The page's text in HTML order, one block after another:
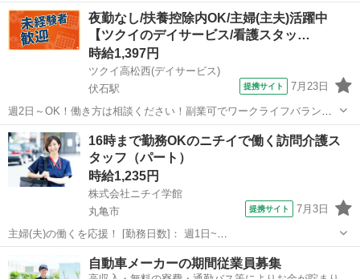
在籍中！ライフイベントにも柔軟に対応しています。 ★☆ 働きやすい
メリット多数 ★☆ ＼＼サービス・職種の魅力／／ 生活相談員はサー
ビスの質の向上における重...
香川 高松市 伏石駅 介護
夜勤なし/扶養控除内OK/主婦(主夫)活躍中
【ツクイのデイサービス/看護スタッ…
時給1,397円
ツクイ高松西(デイサービス)
伏石駅
提携サイト 7月23日
週2日～OK！働き方は相談ください！副業可でワークライフバランス
◎あなたに合った働き方が探せます！ ★☆ 働きやすいメリット多数
★☆ ＼＼サービス・職種の魅力／／ デイサービスでお客様の生活に寄
り添い、ゆっくりと時間を...
香川 高松市 伏石駅 介護
16時まで勤務OKのニチイで働く訪問介護ス
タッフ（パート）
時給1,235円
株式会社ニチイ学館
丸亀市
提携サイト 7月3日
主婦(夫)の働くを応援！ [勤務日数]： 週1日~
10:00~16:00/09:00~15:00/08:00~12:00/09:00~17:00/10:00~18:00 月/
火/水/木/金/土/日 などから選べます [...
ケアマネージャー
自動車メーカーの期間従業員募集